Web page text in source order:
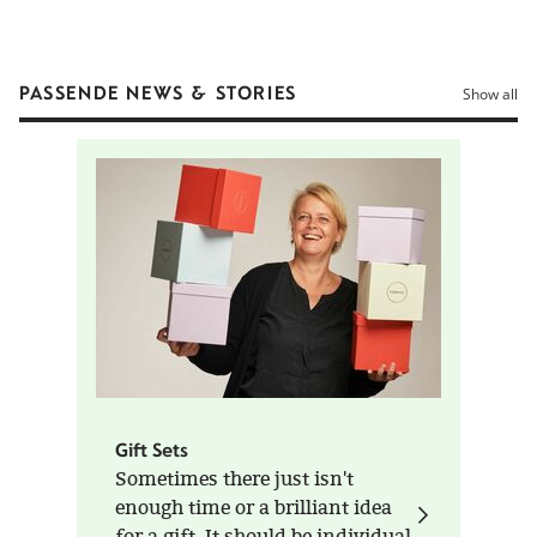
PASSENDE NEWS & STORIES Show all
Gift Sets
Sometimes there just isn't
enough time or a brilliant idea